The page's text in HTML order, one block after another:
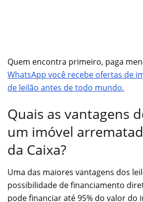
Quem encontra primeiro, paga
WhatsApp você recebe ofertas de
de leilão antes de todo mundo.
Quais as vantagens
um imóvel
da Caixa?
Uma das maiores vantagens dos
possibilidade de financiamento
pode financiar até 95% do valor do